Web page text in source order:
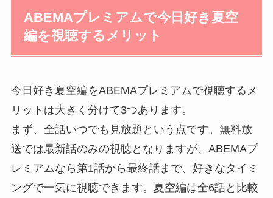
ABEMAプレミアムで今日好き夏空
編を視聴するメリット
今日好き夏空編をABEMAプレミアムで視聴するメ
リットは大きく分けて3つあります。
まず、全話いつでも見放題という点です。無料放
送では最新話のみの視聴となりますが、ABEMAプ
レミアムなら第1話から最終話まで、好きなタイミ
ングで一気に視聴できます。夏空編は全6話と比較